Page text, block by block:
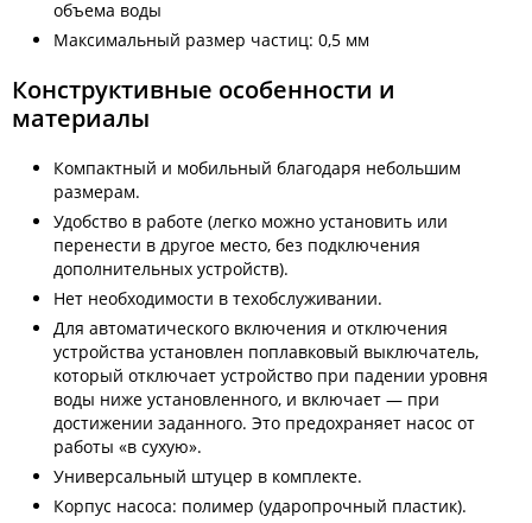
объема воды
Максимальный размер частиц: 0,5 мм
Конструктивные особенности и
материалы
Компактный и мобильный благодаря небольшим
размерам.
Удобство в работе (легко можно установить или
перенести в другое место, без подключения
дополнительных устройств).
Нет необходимости в техобслуживании.
Для автоматического включения и отключения
устройства установлен поплавковый выключатель,
который отключает устройство при падении уровня
воды ниже установленного, и включает — при
достижении заданного. Это предохраняет насос от
работы «в сухую».
Универсальный штуцер в комплекте.
Корпус насоса: полимер (ударопрочный пластик).